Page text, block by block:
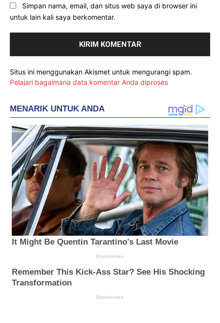
Simpan nama, email, dan situs web saya di browser ini
untuk lain kali saya berkomentar.
Situs ini menggunakan Akismet untuk mengurangi spam.
Pelajari bagaimana data komentar Anda diproses